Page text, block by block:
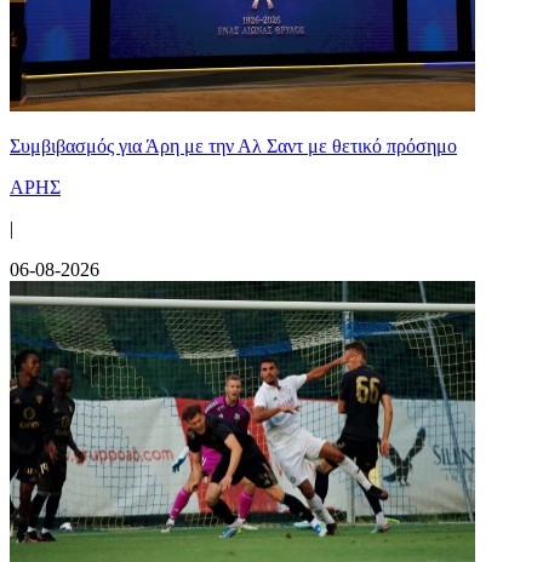
Συμβιβασμός για Άρη με την Αλ Σαντ με θετικό πρόσημο
ΑΡΗΣ
|
06-08-2026